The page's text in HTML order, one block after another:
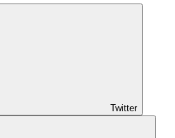
Twitter